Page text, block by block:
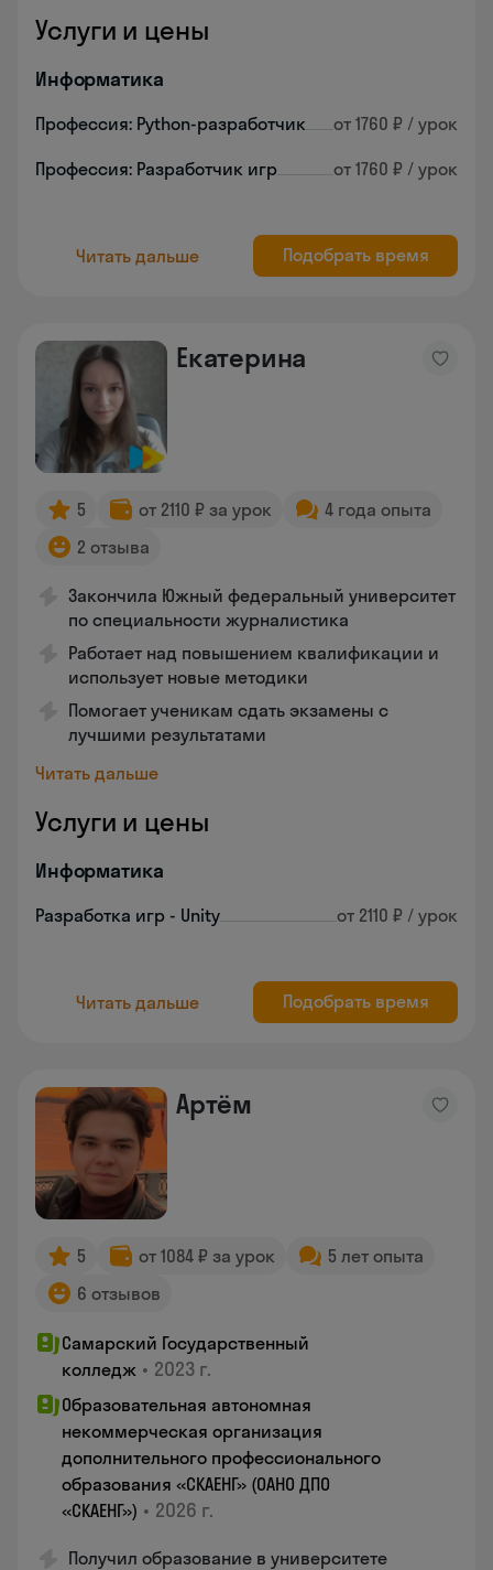
Услуги и цены
Информатика
Профессия: Python-разработчик от 1760 ₽ / урок
Профессия: Разработчик игр от 1760 ₽ / урок
Читать дальше Подобрать время
Екатерина
5 от 2110 ₽ за урок
4 года опыта
2 отзыва
Закончила Южный федеральный университет
по специальности журналистика
Работает над повышением квалификации и
использует новые методики
Помогает ученикам сдать экзамены с
лучшими результатами
Читать дальше
Услуги и цены
Информатика
Разработка игр - Unity от 2110 ₽ / урок
Читать дальше Подобрать время
Артём
5 от 1084 ₽ за урок
5 лет опыта
6 отзывов
Самарский Государственный
колледж • 2023 г.
Образовательная автономная
некоммерческая организация
дополнительного профессионального
образования «СКАЕНГ» (ОАНО ДПО
«СКАЕНГ») • 2026 г.
Получил образование в университете